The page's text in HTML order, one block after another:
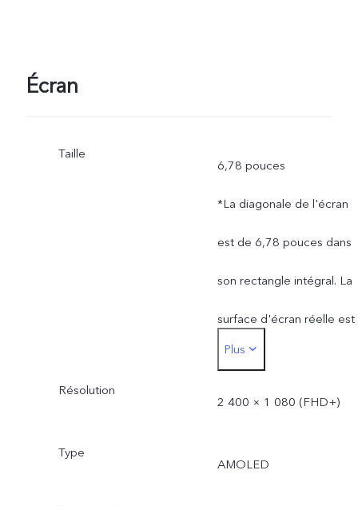
Écran
Taille
6,78 pouces
*La diagonale de l'écran
est de 6,78 pouces dans
son rectangle intégral. La
surface d'écran réelle est
légèrement plus petite.
Plus
Résolution
2 400 × 1 080 (FHD+)
Type
AMOLED